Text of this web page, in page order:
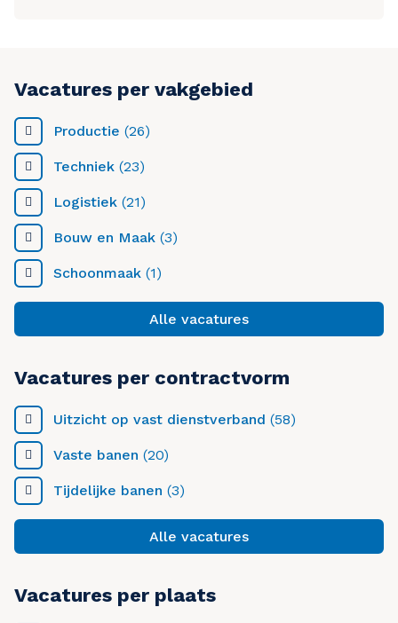
Vacatures per vakgebied
Productie (26)
Techniek (23)
Logistiek (21)
Bouw en Maak (3)
Schoonmaak (1)
Alle vacatures
Vacatures per contractvorm
Uitzicht op vast dienstverband (58)
Vaste banen (20)
Tijdelijke banen (3)
Alle vacatures
Vacatures per plaats